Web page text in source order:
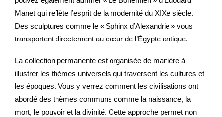
Manet qui reflète l’esprit de la modernité du XIXe siècle.
Des sculptures comme le « Sphinx d’Alexandrie » vous
transportent directement au cœur de l’Égypte antique.
La collection permanente est organisée de manière à
illustrer les thèmes universels qui traversent les cultures et
les époques. Vous y verrez comment les civilisations ont
abordé des thèmes communs comme la naissance, la
mort, le pouvoir et la divinité. Cette approche permet non